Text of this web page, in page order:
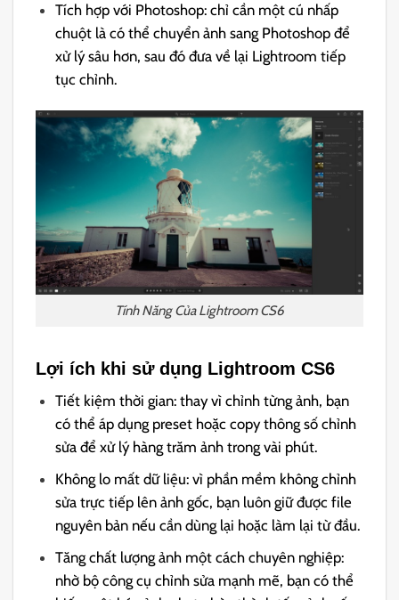
Tích hợp với Photoshop: chỉ cần một cú nhấp
chuột là có thể chuyển ảnh sang Photoshop để
xử lý sâu hơn, sau đó đưa về lại Lightroom tiếp
tục chỉnh.
Tính Năng Của Lightroom CS6
Lợi ích khi sử dụng Lightroom CS6
Tiết kiệm thời gian: thay vì chỉnh từng ảnh, bạn
có thể áp dụng preset hoặc copy thông số chỉnh
sửa để xử lý hàng trăm ảnh trong vài phút.
Không lo mất dữ liệu: vì phần mềm không chỉnh
sửa trực tiếp lên ảnh gốc, bạn luôn giữ được file
nguyên bản nếu cần dùng lại hoặc làm lại từ đầu.
Tăng chất lượng ảnh một cách chuyên nghiệp:
nhờ bộ công cụ chỉnh sửa mạnh mẽ, bạn có thể